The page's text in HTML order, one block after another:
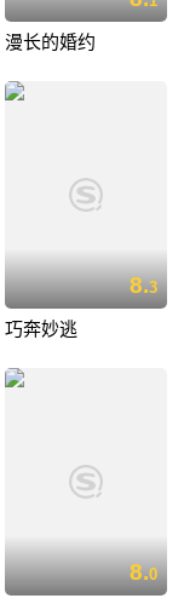
漫长的婚约
8.3
巧奔妙逃
8.0